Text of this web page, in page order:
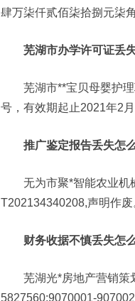
肆万柒仟贰佰柒拾捌元柒
芜湖市办学许可证丢
芜湖市**宝贝母婴护
号，有效期起止2021年2
推广鉴定报告丢失怎
无为市聚*智能农业机
T202134340208,声明作废
财务收据不慎丢失怎
芜湖光*房地产营销策
5827560:9070001-